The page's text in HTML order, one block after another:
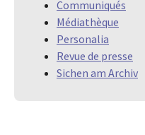
Communiqués
Médiathèque
Personalia
Revue de presse
Sichen am Archiv